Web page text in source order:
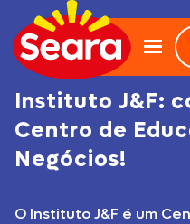
Instituto J&F:
Centro de
Negócios!
O Instituto J&F é um